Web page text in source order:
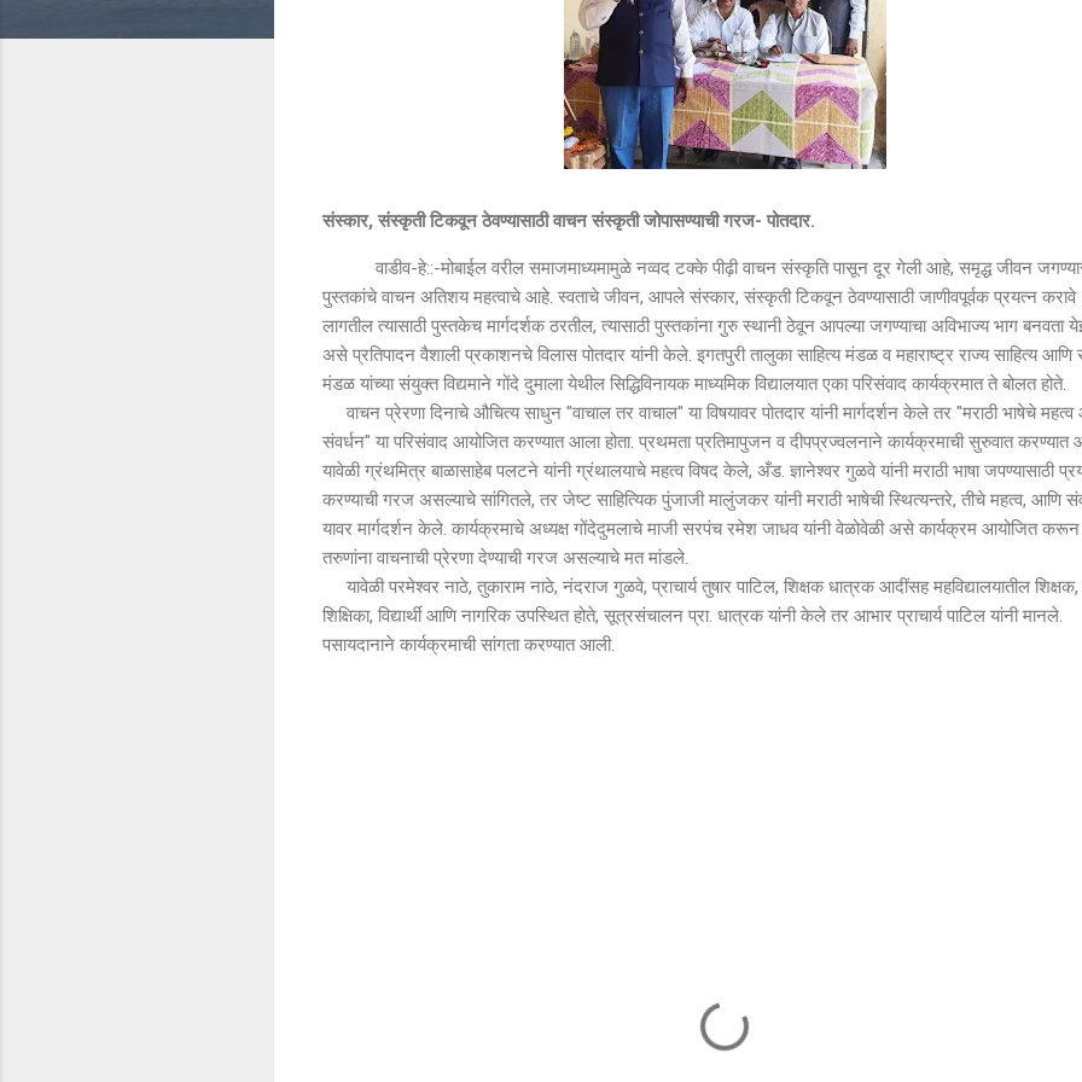
संस्कार, संस्कृती टिकवून ठेवण्यासाठी वाचन संस्कृती जोपासण्याची गरज- पोतदार.
वाडीव-हे::-मोबाईल वरील समाजमाध्यमामुळे नव्वद टक्के पीढ़ी वाचन संस्कृति पासून दूर गेली आहे, समृद्ध जीवन
पुस्तकांचे वाचन अतिशय महत्वाचे आहे. स्वताचे जीवन, आपले संस्कार, संस्कृती टिकवून ठेवण्यासाठी जाणीवपूर्वक प्रयत्न करावे
लागतील त्यासाठी पुस्तकेच मार्गदर्शक ठरतील, त्यासाठी पुस्तकांना गुरु स्थानी ठेवून आपल्या जगण्याचा अविभाज्य भाग बनवता
असे प्रतिपादन वैशाली प्रकाशनचे विलास पोतदार यांनी केले. इगतपुरी तालुका साहित्य मंडळ व महाराष्ट्र राज्य साहित्य
मंडळ यांच्या संयुक्त विद्यमाने गोंदे दुमाला येथील सिद्धिविनायक माध्यमिक विद्यालयात एका परिसंवाद कार्यक्रमात ते बोलत होते.
वाचन प्रेरणा दिनाचे औचित्य साधुन "वाचाल तर वाचाल" या विषयावर पोतदार यांनी मार्गदर्शन केले तर "मराठी भाषेचे
संवर्धन" या परिसंवाद आयोजित करण्यात आला होता. प्रथमता प्रतिमापुजन व दीपप्रज्वलनाने कार्यक्रमाची सुरुवात करण्यात
यावेळी ग्रंथमित्र बाळासाहेब पलटने यांनी ग्रंथालयाचे महत्व विषद केले, अँड. ज्ञानेश्वर गुळवे यांनी मराठी भाषा जपण्यासाठी
करण्याची गरज असल्याचे सांगितले, तर जेष्ट साहित्यिक पुंजाजी मालुंजकर यांनी मराठी भाषेची स्थित्यन्तरे, तीचे महत्व, आणि
यावर मार्गदर्शन केले. कार्यक्रमाचे अध्यक्ष गोंदेदुमलाचे माजी सरपंच रमेश जाधव यांनी वेळोवेळी असे कार्यक्रम आयोजित करून
तरुणांना वाचनाची प्रेरणा देण्याची गरज असल्याचे मत मांडले.
यावेळी परमेश्वर नाठे, तुकाराम नाठे, नंदराज गुळवे, प्राचार्य तुषार पाटिल, शिक्षक धात्रक आदींसह महविद्यालयातील शिक्षक,
शिक्षिका, विद्यार्थी आणि नागरिक उपस्थित होते, सूत्रसंचालन प्रा. धात्रक यांनी केले तर आभार प्राचार्य पाटिल यांनी मानले.
पसायदानाने कार्यक्रमाची सांगता करण्यात आली.